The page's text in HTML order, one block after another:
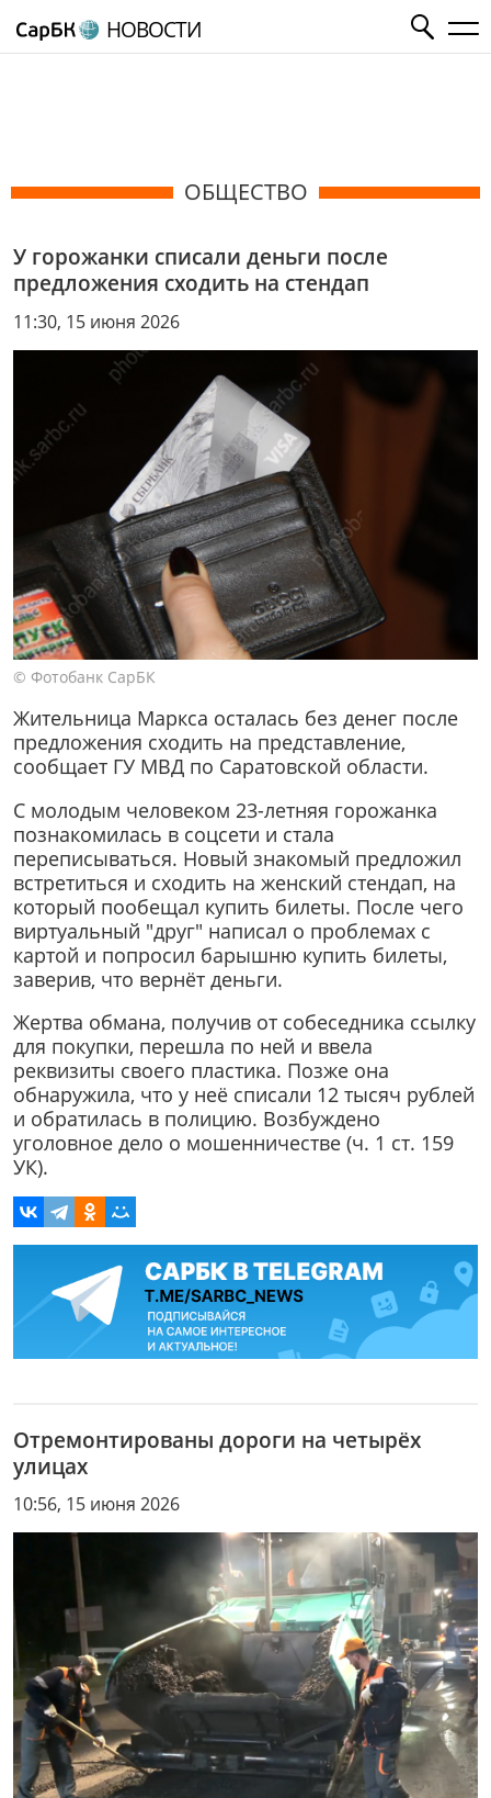
НОВОСТИ
ОБЩЕСТВО
У горожанки списали деньги после
предложения сходить на стендап
11:30, 15 июня 2026
© Фотобанк СарБК
Жительница Маркса осталась без денег после
предложения сходить на представление,
сообщает ГУ МВД по Саратовской области.
С молодым человеком 23-летняя горожанка
познакомилась в соцсети и стала
переписываться. Новый знакомый предложил
встретиться и сходить на женский стендап, на
который пообещал купить билеты. После чего
виртуальный "друг" написал о проблемах с
картой и попросил барышню купить билеты,
заверив, что вернёт деньги.
Жертва обмана, получив от собеседника ссылку
для покупки, перешла по ней и ввела
реквизиты своего пластика. Позже она
обнаружила, что у неё списали 12 тысяч рублей
и обратилась в полицию. Возбуждено
уголовное дело о мошенничестве (ч. 1 ст. 159
УК).
Отремонтированы дороги на четырёх
улицах
10:56, 15 июня 2026